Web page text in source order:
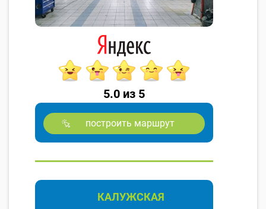
5.0 из 5
построить маршрут
КАЛУЖСКАЯ